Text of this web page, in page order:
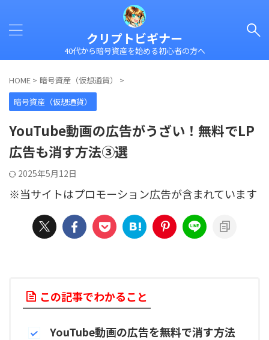
クリプトビギナー
40代から暗号資産を始める初心者の方へ
HOME > 暗号資産（仮想通貨）
>
暗号資産（仮想通貨）
YouTube動画の広告がうざい！無料でLP
広告も消す方法③選
2025年5月12日
※当サイトはプロモーション広告が含まれています
この記事でわかること
YouTube動画の広告を無料で消す方法